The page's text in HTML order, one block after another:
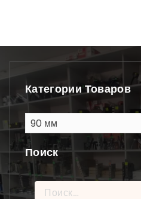
Категории Товаров
90 мм
Поиск
Найти: